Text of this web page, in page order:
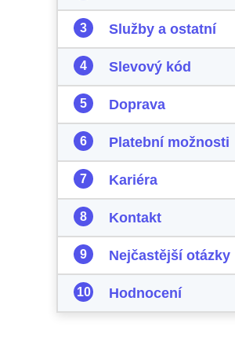
Služby a ostatní
Slevový kód
Doprava
Platební možnosti
Kariéra
Kontakt
Nejčastější otázky
Hodnocení